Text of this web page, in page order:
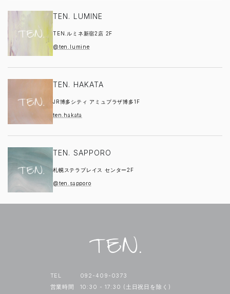
TEN. LUMINE
TEN.ルミネ新宿2店 2F
@ten.lumine
TEN. HAKATA
JR博多シティ アミュプラザ博多1F
ten.hakata
TEN. SAPPORO
札幌ステラプレイス センター2F
@ten.sapporo
TEL
092-409-0373
営業時間
10:30 - 17:30 (土日祝日を除く)